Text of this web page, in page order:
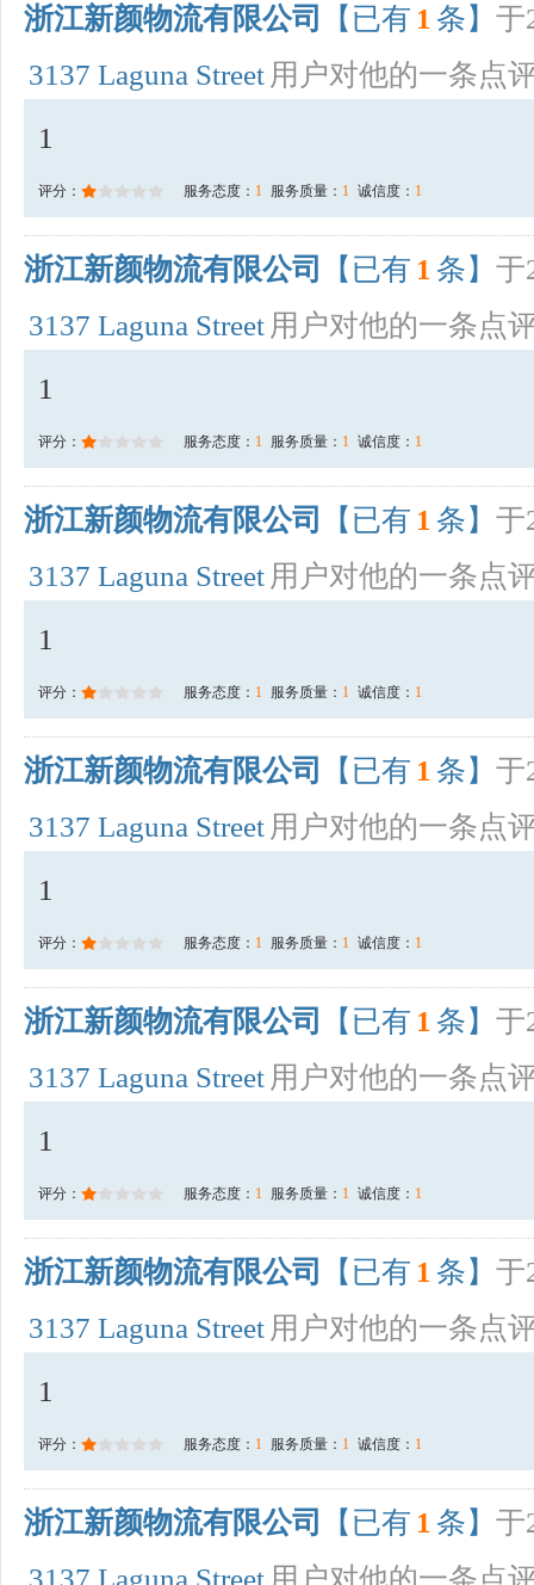
浙江新颜物流有限公司 【已有 1 条】 于
3137 Laguna Street 用户对他的一条点
1
评分： 服务态度： 1 服务质量： 1 诚信度： 1
浙江新颜物流有限公司 【已有 1 条】 于
3137 Laguna Street 用户对他的一条点
1
评分： 服务态度： 1 服务质量： 1 诚信度： 1
浙江新颜物流有限公司 【已有 1 条】 于
3137 Laguna Street 用户对他的一条点
1
评分： 服务态度： 1 服务质量： 1 诚信度： 1
浙江新颜物流有限公司 【已有 1 条】 于
3137 Laguna Street 用户对他的一条点
1
评分： 服务态度： 1 服务质量： 1 诚信度： 1
浙江新颜物流有限公司 【已有 1 条】 于
3137 Laguna Street 用户对他的一条点
1
评分： 服务态度： 1 服务质量： 1 诚信度： 1
浙江新颜物流有限公司 【已有 1 条】 于
3137 Laguna Street 用户对他的一条点
1
评分： 服务态度： 1 服务质量： 1 诚信度： 1
浙江新颜物流有限公司 【已有 1 条】 于
3137 Laguna Street 用户对他的一条点